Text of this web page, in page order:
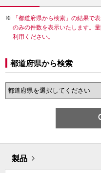
「都道府県から検索」の結果で
のみの件数を表示いたします。
利用ください。
都道府県から検索
製品